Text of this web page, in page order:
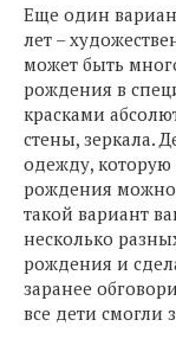
Еще один
лет –
может быть
рождения в
красками
стены, зеркала.
одежду, которую
рождения можно
такой вариант
несколько
рождения и
заранее
все дети смогли